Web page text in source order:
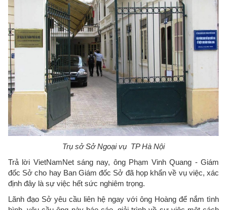
Trụ sở Sở Ngoại vụ TP Hà Nội
Trả lời VietNamNet sáng nay, ông Phạm Vinh Quang - Giám
đốc Sở cho hay Ban Giám đốc Sở đã họp khẩn về vụ việc, xác
định đây là sự việc hết sức nghiêm trọng.
Lãnh đạo Sở yêu cầu liên hệ ngay với ông Hoàng để nắm tình